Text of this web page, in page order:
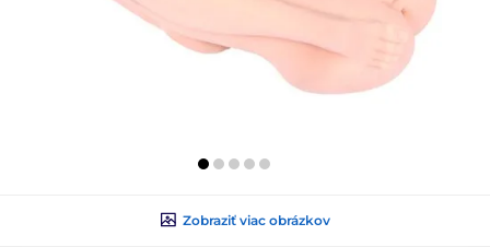
Zobraziť viac obrázkov